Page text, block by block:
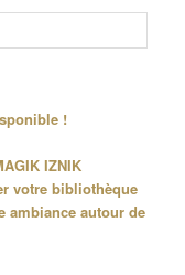
!
IZNIK
votre bibliothèque
ambiance autour de